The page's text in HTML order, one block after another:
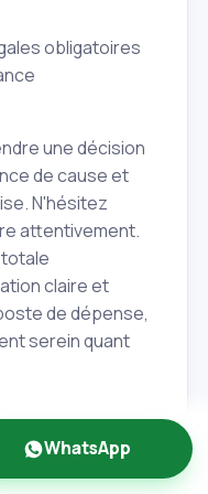
obligatoires
une décision
de cause et
N'hésitez
attentivement.
claire et
de dépense,
serein quant
WhatsApp